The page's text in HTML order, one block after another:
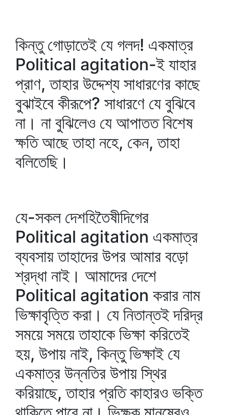
কিন্তু গোড়াতেই যে গলদ! একমাত্র
Political agitation-ই যাহার
প্রাণ, তাহার উদ্দেশ্য সাধারণের কাছে
বুঝাইবে কীরূপে? সাধারণে যে বুঝিবে
না। না বুঝিলেও যে আপাতত বিশেষ
ক্ষতি আছে তাহা নহে, কেন, তাহা
বলিতেছি।
যে-সকল দেশহিতৈষীদিগের
Political agitation একমাত্র
ব্যবসায় তাহাদের উপর আমার বড়ো
শ্রদ্ধা নাই। আমাদের দেশে
Political agitation করার নাম
ভিক্ষাবৃত্তি করা। যে নিতান্তই দরিদ্র
সময়ে সময়ে তাহাকে ভিক্ষা করিতেই
হয়, উপায় নাই, কিন্তু ভিক্ষাই যে
একমাত্র উন্নতির উপায় স্থির
করিয়াছে, তাহার প্রতি কাহারও ভক্তি